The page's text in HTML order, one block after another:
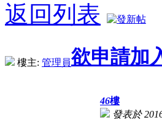
返回列表
樓主: 管理員欲申請加
46樓
發表於